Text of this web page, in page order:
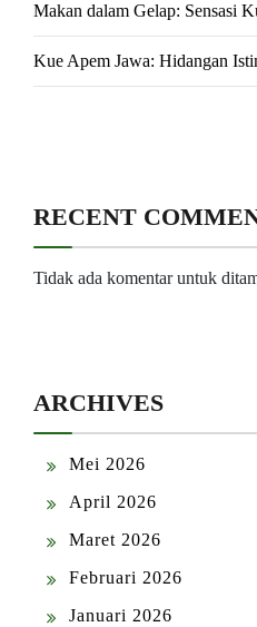
Makan dalam Gelap: Sensasi
Kue Apem Jawa: Hidangan
RECENT
Tidak ada komentar untuk
ARCHIVES
Mei 2026
April 2026
Maret 2026
Februari 2026
Januari 2026